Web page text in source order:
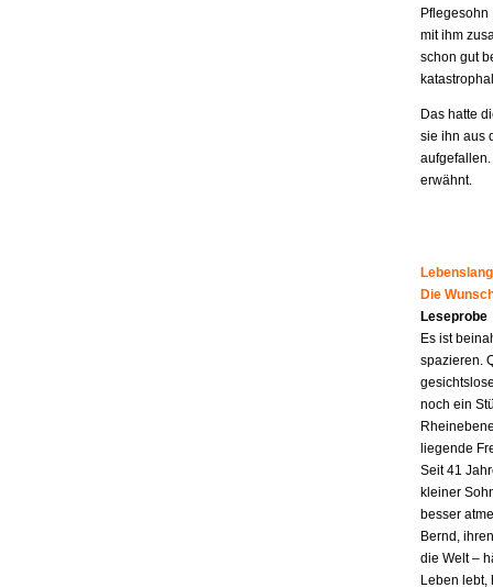
Pflegesohn
mit ihm
schon gut
Das hatte
sie ihn aus
erwähnt.
Die
Leseprobe
Es ist
spazieren.
noch ein
liegende
Seit 41
kleiner
besser
Bernd,
die Welt –
Leben lebt,